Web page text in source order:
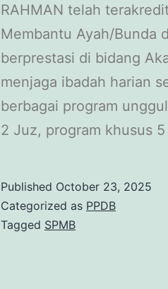
RAHMAN telah
Membantu Ayah/Bunda
berprestasi di bidang
menjaga ibadah harian
berbagai program
2 Juz, program khusus
Published October 23, 2025
Categorized as PPDB
Tagged SPMB